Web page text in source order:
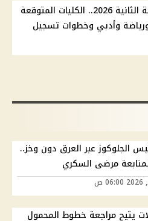
تنسيق المرحلة الثانية 2026.. الكليات المتوقعة
وأدبي وخطوات تسجيل
الجلوكوز عبر العرق دون وخز..
مرضى السكري
يتيح مراجعة خطوط المحمول